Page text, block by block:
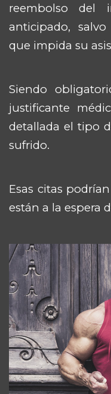
reembolso del
anticipado,
que impida su
Siendo
justificante
detallada el tipo
sufrido.
Esas citas
están a la espera